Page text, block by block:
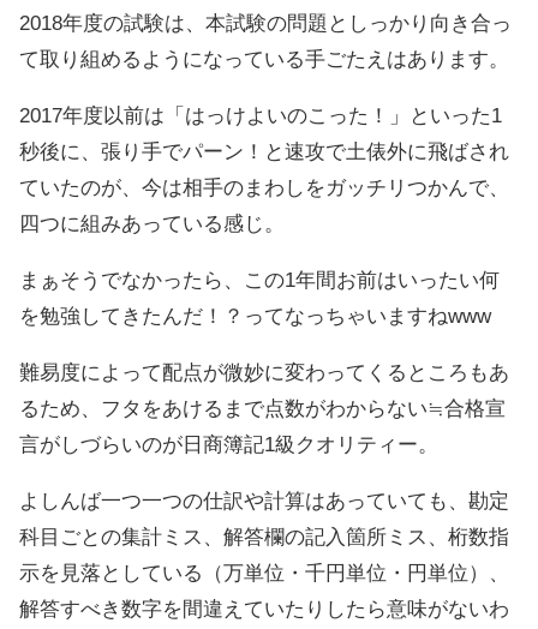
2018年度の試験は、本試験の問題としっかり向き合っ
て取り組めるようになっている手ごたえはあります。
2017年度以前は「はっけよいのこった！」といった1
秒後に、張り手でパーン！と速攻で土俵外に飛ばされ
ていたのが、今は相手のまわしをガッチリつかんで、
四つに組みあっている感じ。
まぁそうでなかったら、この1年間お前はいったい何
を勉強してきたんだ！？ってなっちゃいますねwww
難易度によって配点が微妙に変わってくるところもあ
るため、フタをあけるまで点数がわからない≒合格宣
言がしづらいのが日商簿記1級クオリティー。
よしんば一つ一つの仕訳や計算はあっていても、勘定
科目ごとの集計ミス、解答欄の記入箇所ミス、桁数指
示を見落としている（万単位・千円単位・円単位）、
解答すべき数字を間違えていたりしたら意味がないわ